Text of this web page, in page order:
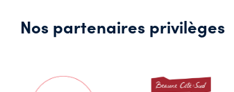
Nos partenaires privilèges